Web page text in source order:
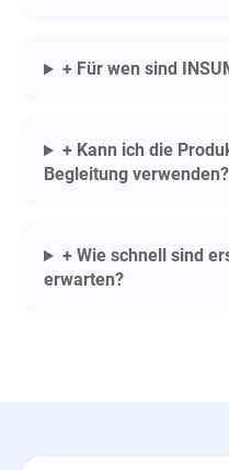
+ Für wen sind
+ Kann ich die
Begleitung verwenden?
+ Wie schnell sind
erwarten?